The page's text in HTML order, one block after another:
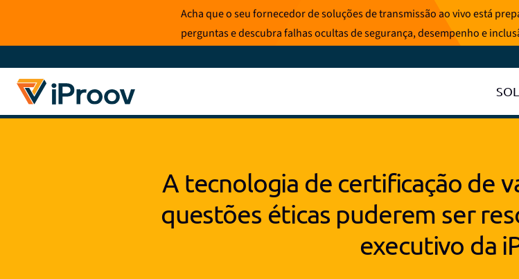
o
conteúdo
Acha que o seu fornecedor de soluções de transmissão ao vivo está
perguntas e descubra falhas ocultas de segurança, desempenho e
A tecnologia de certificação de
questões éticas puderem ser
executivo da